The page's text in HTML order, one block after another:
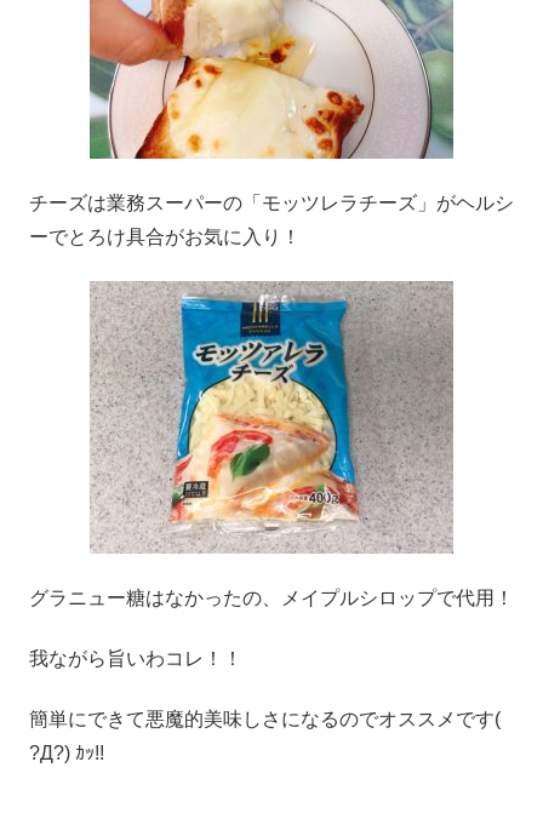
チーズは業務スーパーの「モッツレラチーズ」がヘルシ
ーでとろけ具合がお気に入り！
グラニュー糖はなかったの、メイプルシロップで代用！
我ながら旨いわコレ！！
簡単にできて悪魔的美味しさになるのでオススメです(
?Д?) ｶｯ!!